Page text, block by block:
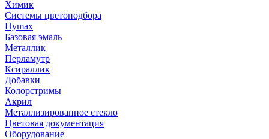
Химик
Системы цветоподбора
Hymax
Базовая эмаль
Металлик
Перламутр
Ксираллик
Добавки
Колорстримы
Акрил
Металлизированное стекло
Цветовая документация
Оборудование